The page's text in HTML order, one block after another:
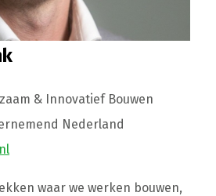
& Innovatief Bouwen
Nederland
waar we werken bouwen,